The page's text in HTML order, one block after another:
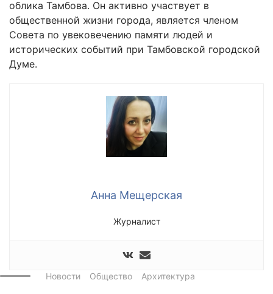
облика Тамбова. Он активно участвует в
общественной жизни города, является членом
Совета по увековечению памяти людей и
исторических событий при Тамбовской городской
Думе.
Анна Мещерская
Журналист
Новости Общество Архитектура